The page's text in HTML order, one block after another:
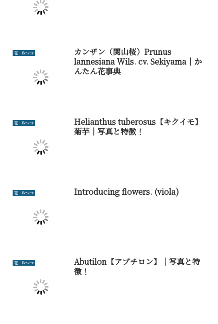
花 flower
カンザン（関山桜）Prunus
lannesiana Wils. cv. Sekiyama｜か
んたん花事典
花 flower
Helianthus tuberosus【キクイモ】
菊芋｜写真と特徴！
花 flower Introducing flowers. (viola)
花 flower
Abutilon【アブチロン】｜写真と特
徴！